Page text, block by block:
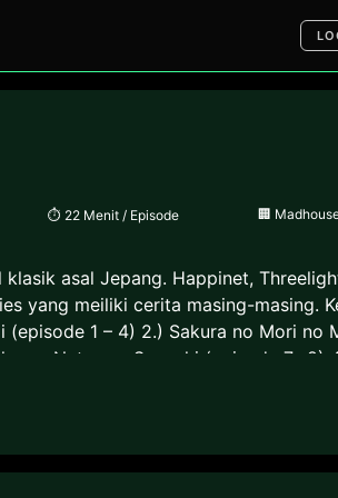
⏱ 22 Menit / Episode 🏢
asal Jepang. Happinet,
yang meiliki cerita masing-masing.
1 – 4) 2.) Sakura no Mori no
Natsume Souseki (episode 7 -8)